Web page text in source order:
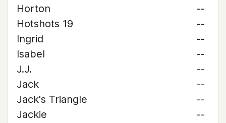
Horton
--
Hotshots 19
--
Ingrid
--
Isabel
--
J.J.
--
Jack
--
Jack's Triangle
--
Jackie
--